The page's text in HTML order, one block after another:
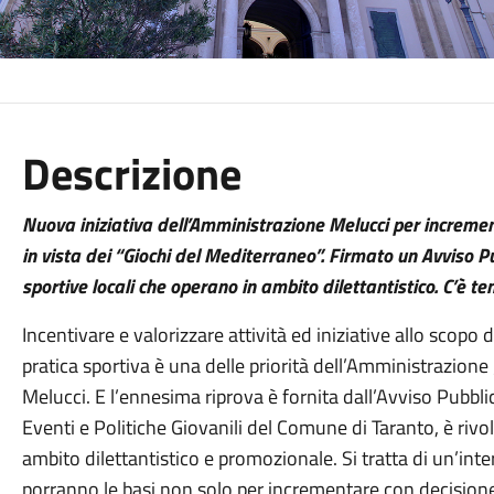
Descrizione
Nuova iniziativa dell’Amministrazione Melucci per
in vista dei “Giochi del Mediterraneo”. Firmato un Avviso
sportive locali che operano in ambito dilettantistico. C’è
Incentivare e valorizzare attività ed iniziative allo scopo
pratica sportiva è una delle priorità
Melucci. E l’ennesima riprova è fornita dall’Avviso
Eventi e Politiche Giovanili del Comune di Taranto, è
ambito dilettantistico e promozionale. Si tratta di